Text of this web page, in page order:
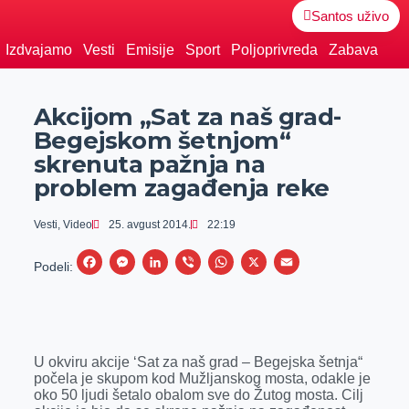
Santos uživo
Izdvajamo Vesti Emisije Sport Poljoprivreda Zabava
Akcijom „Sat za naš grad-
Begejskom šetnjom“
skrenuta pažnja na
problem zagađenja reke
Vesti, Video 25. avgust 2014. 22:19
Podeli:
F
b
o
M
e
n
L
e
d
V
r
W
s
A
X
E
l
U okviru akcije ‘Sat za naš grad – Begejska šetnja“
počela je skupom kod Mužljanskog mosta, odakle je
oko 50 ljudi šetalo obalom sve do Žutog mosta. Cilj